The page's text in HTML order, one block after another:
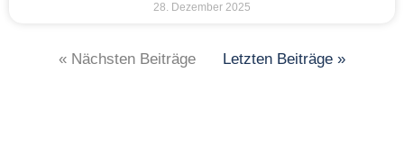
28. Dezember 2025
« Nächsten Beiträge Letzten Beiträge »